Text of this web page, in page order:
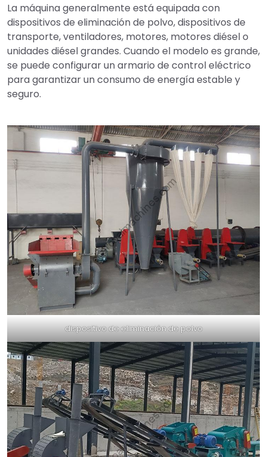
La máquina generalmente está equipada con
dispositivos de eliminación de polvo, dispositivos de
transporte, ventiladores, motores, motores diésel o
unidades diésel grandes. Cuando el modelo es grande,
se puede configurar un armario de control eléctrico
para garantizar un consumo de energía estable y
seguro.
dispositivo de eliminación de polvo